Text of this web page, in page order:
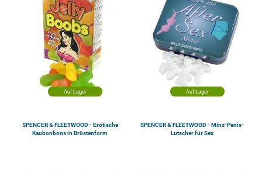
Präsentation: 1 Beutel
Fassungsvermögen: 9 Gramm.
Geschmack: Wassermelone 100 %
essbar.
würziges Kitzelgefühl zu bereiten. 60-
Gramm-Behälter.
lecken und zu knabbern und Ihrem
Partner ein würziges Kitzelgefühl zu
bereiten. Container mit 3 Einheiten 18
Gramm.
Auf Lager
SPENCER & FLEETWOOD - Erotische
Kaubonbons in Brüstenform
Auf Lager
SPENCER & FLEETWOOD - Minz-Penis-
Lutscher für Sex